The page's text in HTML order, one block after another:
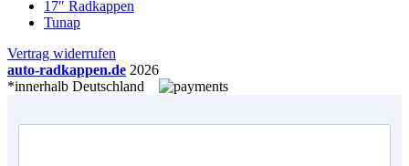
17″ Radkappen
Tunap
Vertrag widerrufen
auto-radkappen.de 2026
*innerhalb Deutschland